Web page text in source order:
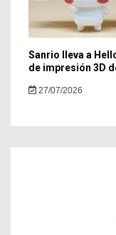
Sanrio lleva a
de impresión 3D
27/07/2026